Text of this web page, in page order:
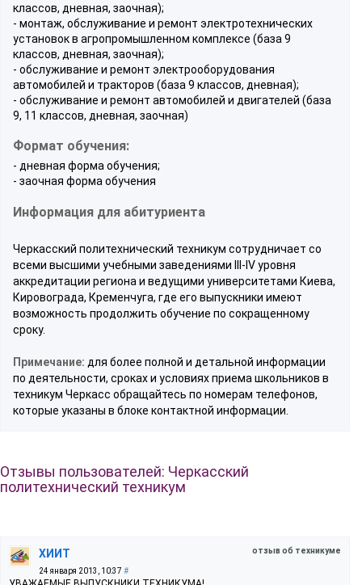
классов, дневная, заочная);
- монтаж, обслуживание и ремонт электротехнических
установок в агропромышленном комплексе (база 9
классов, дневная, заочная);
- обслуживание и ремонт электрооборудования
автомобилей и тракторов (база 9 классов, дневная);
- обслуживание и ремонт автомобилей и двигателей (база
9, 11 классов, дневная, заочная)
Формат обучения:
- дневная форма обучения;
- заочная форма обучения
Информация для абитуриента
Черкасский политехнический техникум сотрудничает со
всеми высшими учебными заведениями III-IV уровня
аккредитации региона и ведущими университетами Киева,
Кировограда, Кременчуга, где его выпускники имеют
возможность продолжить обучение по сокращенному
сроку.
Примечание: для более полной и детальной информации
по деятельности, сроках и условиях приема школьников в
техникум Черкасс обращайтесь по номерам телефонов,
которые указаны в блоке контактной информации.
Отзывы пользователей: Черкасский
политехнический техникум
отзыв об техникуме
ХИИТ
24 января 2013, 10:37 #